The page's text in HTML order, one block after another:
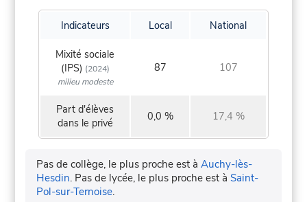
Indicateurs Local National
Mixité sociale
(IPS) (2024)
milieu modeste
87 107
Part d'élèves
dans le privé
0,0 % 17,4 %
Pas de collège, le plus proche est àAuchy-lès-
Hesdin. Pas de lycée, le plus proche est àSaint-
Pol-sur-Ternoise.